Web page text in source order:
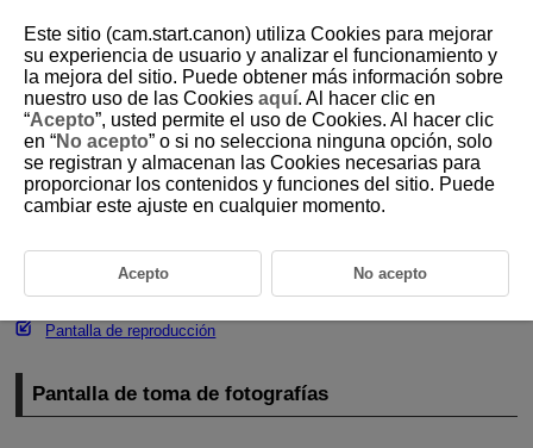
D375-225
Visualización de información
Pantalla de toma de fotografías
Pantalla de grabación de vídeo
Pantalla de reproducción
Pantalla de toma de fotografías
Este sitio (cam.start.canon) utiliza Cookies para mejorar
su experiencia de usuario y analizar el funcionamiento y
la mejora del sitio. Puede obtener más información sobre
nuestro uso de las Cookies aquí. Al hacer clic en
“Acepto”, usted permite el uso de Cookies. Al hacer clic
en “No acepto” o si no selecciona ninguna opción, solo
se registran y almacenan las Cookies necesarias para
proporcionar los contenidos y funciones del sitio. Puede
cambiar este ajuste en cualquier momento.
Acepto No acepto